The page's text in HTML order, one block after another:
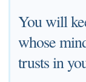
You will
whose
trusts in